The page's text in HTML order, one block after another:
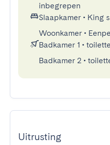
inbegrepen
Slaapkamer • King
Woonkamer •
Badkamer 1 •
Badkamer 2 •
Uitrusting